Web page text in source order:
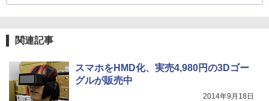
関連記事
スマホをHMD化、実売4,980円の3Dゴー
グルが販売中
2014年9月18日